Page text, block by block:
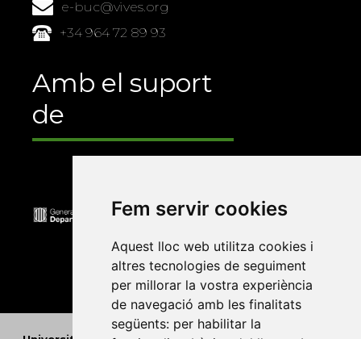
Fem servir cookies
Aquest lloc web utilitza cookies i
altres tecnologies de seguiment
per millorar la vostra experiència
de navegació amb les finalitats
següents: per habilitar la
e-buc@vives.org
+34 964 72 89 93
Amb el suport
de